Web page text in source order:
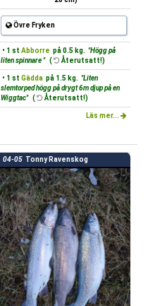
Övre Fryken
• 1 st Abborre på 0.5 kg. "Högg på
liten spinnare " ( Återutsatt!)
• 1 st Gädda på 1.5 kg. "Liten
slemtorped högg på drygt 6m djup på en
Wiggtac" ( Återutsatt!)
Läs mer...
04-05 Tonny Ravenskog